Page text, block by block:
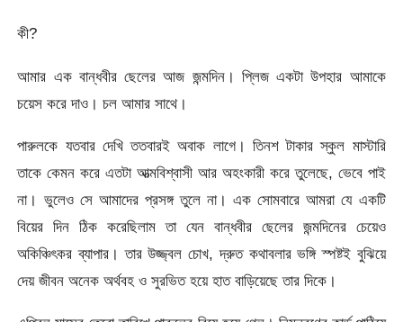
কী?
আমার এক বান্ধবীর ছেলের আজ জন্মদিন। প্লিজ একটা উপহার আমাকে
চয়েস করে দাও। চল আমার সাথে।
পারুলকে যতবার দেখি ততবারই অবাক লাগে। তিনশ টাকার স্কুল মাস্টারি
তাকে কেমন করে এতটা আত্মবিশ্বাসী আর অহংকারী করে তুলেছে, ভেবে পাই
না। ভুলেও সে আমাদের প্রসঙ্গ তুলে না। এক সোমবারে আমরা যে একটি
বিয়ের দিন ঠিক করেছিলাম তা যেন বান্ধবীর ছেলের জন্মদিনের চেয়েও
অকিঞ্চিৎকর ব্যাপার। তার উজ্জ্বল চোখ, দ্রুত কথাবলার ভঙ্গি স্পষ্টই বুঝিয়ে
দেয় জীবন অনেক অর্থবহ ও সুরভিত হয়ে হাত বাড়িয়েছে তার দিকে।